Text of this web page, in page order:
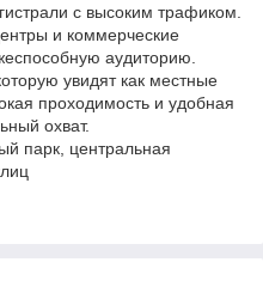
с высоким трафиком.
и коммерческие
аудиторию.
увидят как местные
проходимость и удобная
охват.
парк, центральная